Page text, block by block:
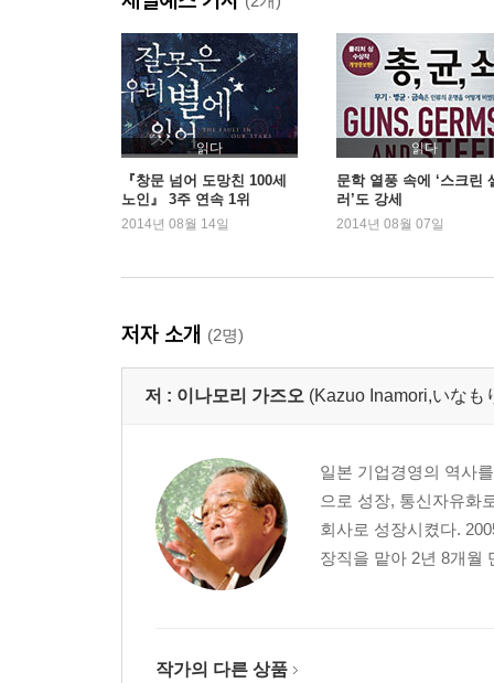
제4장 덕으로 부딪쳐라
덕으로 제어된 투혼 ｜ 덕으로 경영하라 ｜ 이타심
제5장 마음을 변화시켜라
일본항공 회생에 뛰어들다 ｜ 현실을 직시하다
불러일으켜라 ｜ 사람의 마음을 바꾸다
제6장 투혼으로 부활하라
나오며_ 투혼의 리더를 양성하라
읽다
『창문 넘어 도망친 100세
노인』 3주 연속 1위
2014년 08월 14일
읽다
문학 열풍 속에 ‘스크린
러’도 강세
2014년 08월 07일
저자 소개 (2명)
저 : 이나모리 가즈오 (Kazuo Inamori,いなも
일본 기업경영의 역사
으로 성장, 통신자유화
회사로 성장시켰다.
장직을 맡아 2년 8개월
작가의 다른 상품